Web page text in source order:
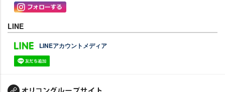
LINE
LINEアカウントメディア